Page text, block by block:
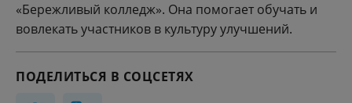
«Бережливый колледж». Она помогает обучать и
вовлекать участников в культуру улучшений.
ПОДЕЛИТЬСЯ В СОЦСЕТЯХ